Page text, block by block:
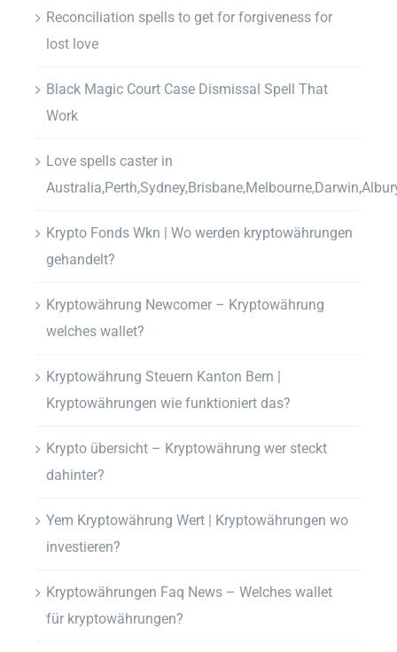
Reconciliation spells to get for forgiveness for
lost love
Black Magic Court Case Dismissal Spell That
Work
Love spells caster in
Krypto Fonds Wkn | Wo werden kryptowährungen
gehandelt?
Kryptowährung Newcomer – Kryptowährung
welches wallet?
Kryptowährung Steuern Kanton Bern |
Kryptowährungen wie funktioniert das?
Krypto übersicht – Kryptowährung wer steckt
dahinter?
Yem Kryptowährung Wert | Kryptowährungen wo
investieren?
Kryptowährungen Faq News – Welches wallet
für kryptowährungen?